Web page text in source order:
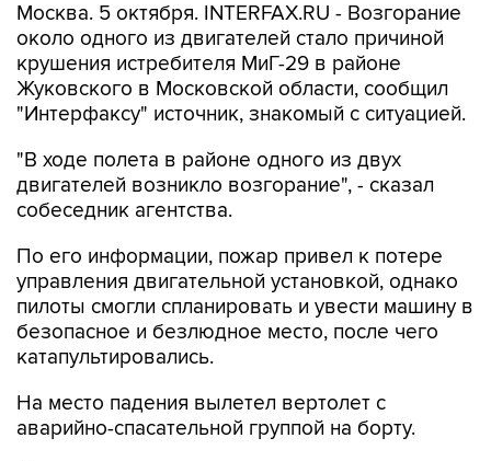
Москва. 5 октября. INTERFAX.RU - Возгорание
около одного из двигателей стало причиной
крушения истребителя МиГ-29 в районе
Жуковского в Московской области, сообщил
"Интерфаксу" источник, знакомый с ситуацией.
"В ходе полета в районе одного из двух
двигателей возникло возгорание", - сказал
собеседник агентства.
По его информации, пожар привел к потере
управления двигательной установкой, однако
пилоты смогли спланировать и увести машину в
безопасное и безлюдное место, после чего
катапультировались.
На место падения вылетел вертолет с
аварийно-спасательной группой на борту.